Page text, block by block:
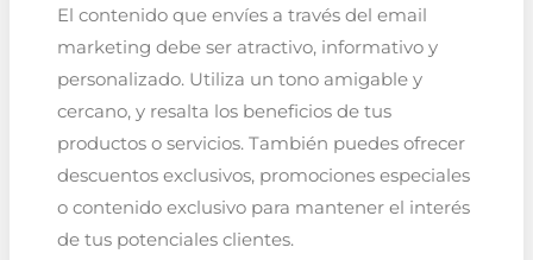
El contenido que envíes a través del email
marketing debe ser atractivo, informativo y
personalizado. Utiliza un tono amigable y
cercano, y resalta los beneficios de tus
productos o servicios. También puedes ofrecer
descuentos exclusivos, promociones especiales
o contenido exclusivo para mantener el interés
de tus potenciales clientes.